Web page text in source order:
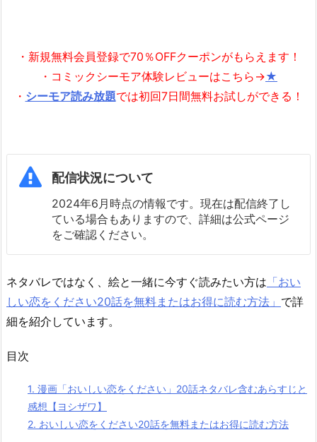
・新規無料会員登録で70％OFFクーポンがもらえます！
・コミックシーモア体験レビューはこちら→★
・ シーモア読み放題では初回7日間無料お試しができる！
配信状況について
2024年6月時点の情報です。現在は配信終了し
ている場合もありますので、詳細は公式ページ
をご確認ください。
ネタバレではなく、絵と一緒に今すぐ読みたい方は 「おい
しい恋をください20話を無料またはお得に読む方法」 で詳
細を紹介しています。
目次
1. 漫画「おいしい恋をください」20話ネタバレ含むあらすじと
感想【ヨシザワ】
2. おいしい恋をください20話を無料またはお得に読む方法